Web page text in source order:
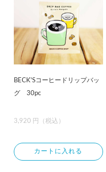
BECK'Sコーヒードリップバッ
グ 30pc
3,920 円（税込）
カートに入れる